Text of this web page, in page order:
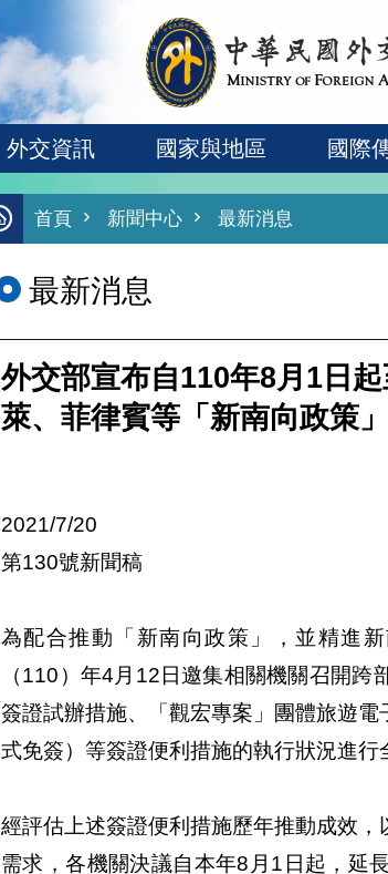
外交資訊 國家與地區 國際
首頁 新聞中心 最新消息
最新消息
外交部宣布自110年8月1日
萊、菲律賓等「新南向政策
2021/7/20
第130號新聞稿
為配合推動「新南向政策」，並精進
（110）年4月12日邀集相關機關召開
簽證試辦措施、「觀宏專案」團體旅遊
式免簽）等簽證便利措施的執行狀況進行
經評估上述簽證便利措施歷年推動成效
需求，各機關決議自本年8月1日起，延